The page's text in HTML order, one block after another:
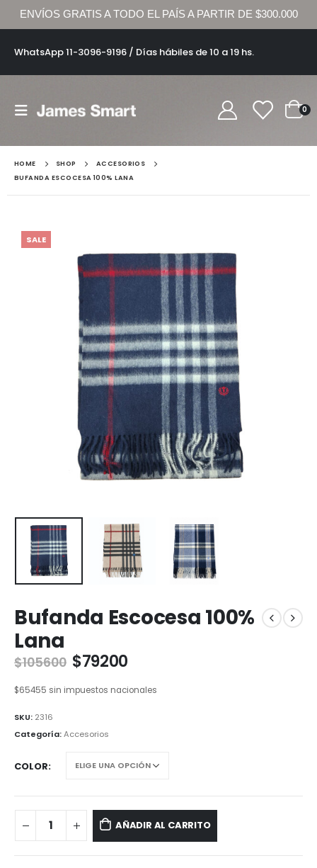
ENVÍOS GRATIS A TODO EL PAÍS A PARTIR DE $300.000
WhatsApp 11-3096-9196 / Días hábiles de 10 a 19 hs.
0
HOME SHOP
ACCESORIOS
BUFANDA ESCOCESA 100% LANA
SALE
Bufanda Escocesa 100%
Lana
$105600 $79200
$65455 sin impuestos nacionales
SKU: 2316
Categoría:Accesorios
COLOR
AÑADIR AL CARRITO